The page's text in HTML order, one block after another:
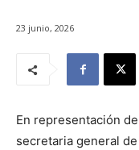
23 junio, 2026
En representación
secretaria general